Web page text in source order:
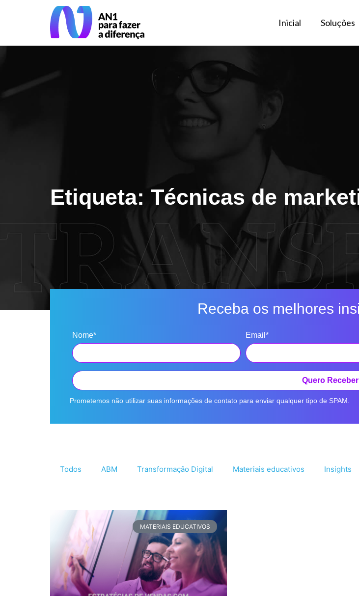
Inicial Soluções
Etiqueta: Técnicas de
Receba os melhores
Nome* Email*
Quero Receber
Prometemos não utilizar suas informações de contato para enviar qualquer tipo de SPAM.
Todos ABM Transformação Digital Materiais educativos Insights
MATERIAIS EDUCATIVOS